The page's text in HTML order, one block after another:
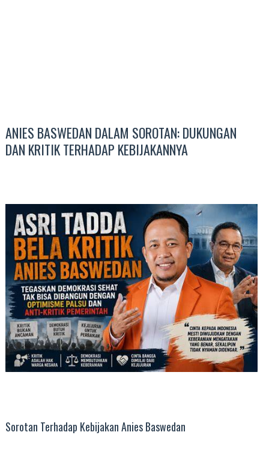
ANIES BASWEDAN DALAM SOROTAN: DUKUNGAN
DAN KRITIK TERHADAP KEBIJAKANNYA
Sorotan Terhadap Kebijakan Anies Baswedan